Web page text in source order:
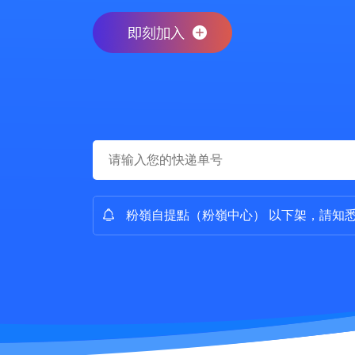
粉嶺自提點（粉嶺中心） 以下架，請知